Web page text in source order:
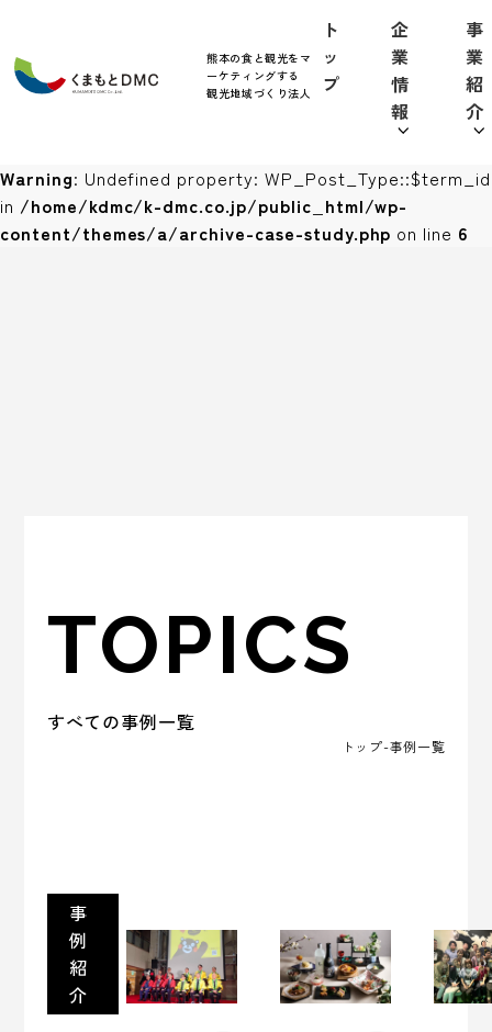
WP_Post_Type::$taxonomy in/home/kdmc/k-
dmc.co.jp/public_html/wp-
content/themes/a/archive-case-study.phpon line 5
Warning: Undefined property: WP_Post_Type::$term_id
in /home/kdmc/k-dmc.co.jp/public_html/wp-
content/themes/a/archive-case-study.php on line 6
熊本の食と観光をマ
ーケティングする
観光地域づくり法人
ト
ッ
プ
企
業
情
報
事
業
紹
介
TOPICS
すべての事例一覧
トップ-事例一覧
事
例
紹
介